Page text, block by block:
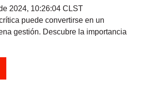
2024, 10:26:04 CLST
puede convertirse en un
gestión. Descubre la importancia